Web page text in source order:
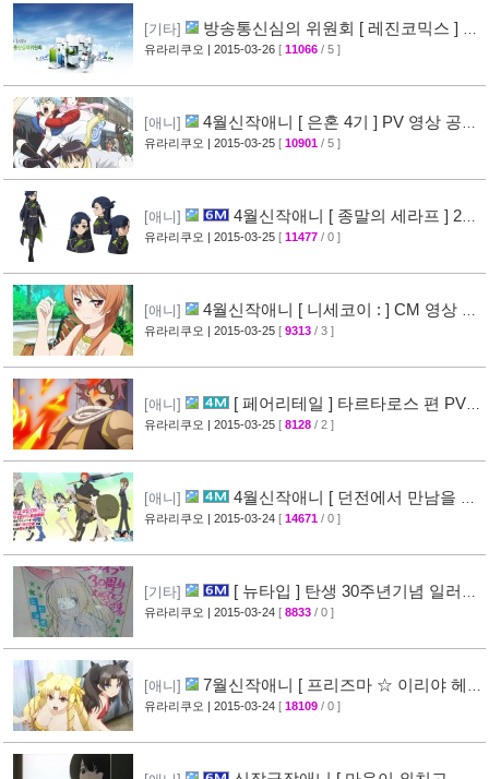
[기타]
방송통신심의 위원회 [ 레진코믹스 ] 접
속 차단 보류 소식 [51]
유라리쿠오 | 2015-03-26 [ 11066 / 5 ]
[애니]
4월신작애니 [ 은혼 4기 ] PV 영상 공
개 [67]
유라리쿠오 | 2015-03-25 [ 10901 / 5 ]
[애니]
4월신작애니 [ 종말의 세라프 ] 2차
PV 영상 공개 [32]
유라리쿠오 | 2015-03-25 [ 11477 / 0 ]
[애니]
4월신작애니 [ 니세코이 : ] CM 영상 공
개 [47]
유라리쿠오 | 2015-03-25 [ 9313 / 3 ]
[애니]
[ 페어리테일 ] 타르타로스 편 PV
영상 공개 ( FAIRY TAIL ) [32]
유라리쿠오 | 2015-03-25 [ 8128 / 2 ]
[애니]
4월신작애니 [ 던전에서 만남을 추
구하면 안되는 걸까? ] 2차 PV 영상 공개
유라리쿠오 | 2015-03-24 [ 14671 / 0 ]
[기타]
[ 뉴타입 ] 탄생 30주년기념 일러스
트 + [ A-1 Pictures ] 10주년 기념 일러스트 공
유라리쿠오 | 2015-03-24 [ 8833 / 0 ]
[애니]
7월신작애니 [ 프리즈마 ☆ 이리야 헤
르츠! ] 티저 영상 공개 (Fate/kaleid liner)
유라리쿠오 | 2015-03-24 [ 18109 / 0 ]